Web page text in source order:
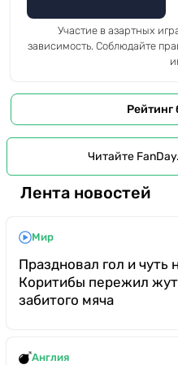
Участие в азартных
зависимость. Соблюдайте
Рейтинг
Читайте
Лента новостей
Мир
Праздновал гол и чуть
Коритибы пережил
забитого мяча
Англия